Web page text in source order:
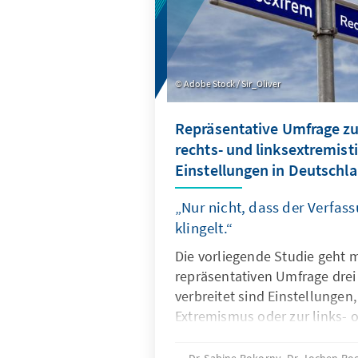
Adobe Stock / Sir_Oliver
Repräsentative Umfrage
rechts- und
Einstellungen in
„Nur nicht, dass der
klingelt.“
Die vorliegende Studie geht
repräsentativen Umfrage
verbreitet sind
Extremismus oder zur links-